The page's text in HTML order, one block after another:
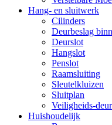
Hang- en sluitwerk
Cilinders
Deurbeslag
Deurslot
Hangslot
Penslot
Raamsluiting
Sleutelkluizen
Sluitplan
Veiligheids-
Huishoudelijk